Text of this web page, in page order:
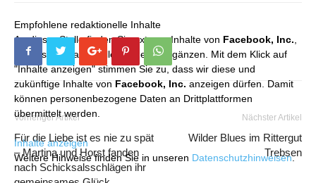
Empfohlene redaktionelle Inhalte
An dieser Stelle finden Sie externe Inhalte von Facebook, Inc.
die unser redaktionelles Angebot ergänzen. Mit dem Klick auf
"Inhalte anzeigen" stimmen Sie zu, dass wir diese und
zukünftige Inhalte von Facebook, Inc. anzeigen dürfen. Damit
können personenbezogene Daten an Drittplattformen
übermittelt werden.
Inhalte anzeigen
Weitere Hinweise finden Sie in unseren Datenschutzhinweisen.
Vorheriger Artikel
Für die Liebe ist es nie zu spät
– Martina und Horst fanden
nach Schicksalsschlägen ihr
Nächster Artikel
Wilder Blues im Rittergut
Trebsen